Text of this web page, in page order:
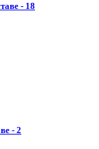
- 18
- 2